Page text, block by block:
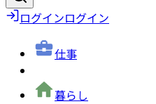
ログインログイン
仕事
暮らし